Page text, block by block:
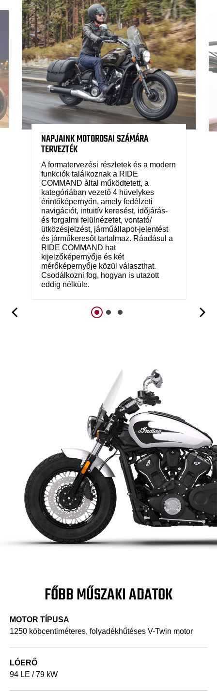
NAPJAINK MOTOROSAI SZÁMÁRA
TERVEZTÉK
A formatervezési részletek és a modern
funkciók találkoznak a RIDE
COMMAND által működtetett, a
kategóriában vezető 4 hüvelykes
érintőképernyőn, amely fedélzeti
navigációt, intuitív keresést, időjárás-
és forgalmi felülnézetet, vontató/
ütközésjelzést, járműállapot-jelentést
és járműkeresőt tartalmaz. Ráadásul a
RIDE COMMAND hat
kijelzőképernyője és két
mérőképernyője közül választhat.
Csodálkozni fog, hogyan is utazott
eddig nélküle.
FŐBB MŰSZAKI ADATOK
MOTOR TÍPUSA
1250 köbcentiméteres, folyadékhűtéses V-Twin motor
LÓERŐ
94 LE / 79 kW